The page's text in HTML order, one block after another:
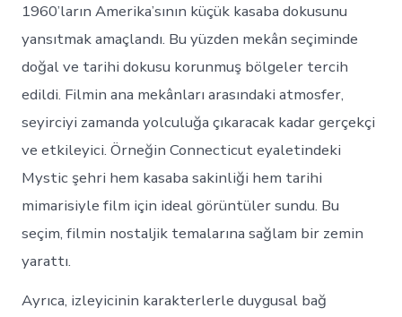
1960’ların Amerika’sının küçük kasaba dokusunu
yansıtmak amaçlandı. Bu yüzden mekân seçiminde
doğal ve tarihi dokusu korunmuş bölgeler tercih
edildi. Filmin ana mekânları arasındaki atmosfer,
seyirciyi zamanda yolculuğa çıkaracak kadar gerçekçi
ve etkileyici. Örneğin Connecticut eyaletindeki
Mystic şehri hem kasaba sakinliği hem tarihi
mimarisiyle film için ideal görüntüler sundu. Bu
seçim, filmin nostaljik temalarına sağlam bir zemin
yarattı.
Ayrıca, izleyicinin karakterlerle duygusal bağ